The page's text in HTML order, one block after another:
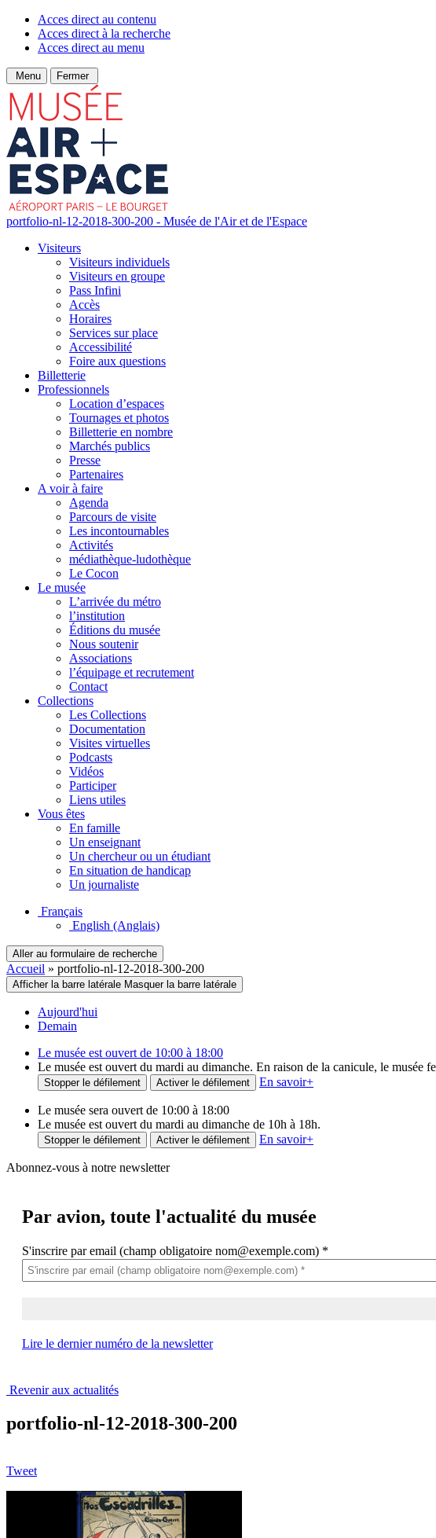
Acces direct au contenu
Acces direct à la recherche
Acces direct au menu
Menu Fermer
portfolio-nl-12-2018-300-200 - Musée de l'Air et de l'Espace
Visiteurs
Visiteurs individuels
Visiteurs en groupe
Pass Infini
Accès
Horaires
Services sur place
Accessibilité
Foire aux questions
Billetterie
Professionnels
Location d’espaces
Tournages et photos
Billetterie en nombre
Marchés publics
Presse
Partenaires
A voir à faire
Agenda
Parcours de visite
Les incontournables
Activités
médiathèque-ludothèque
Le Cocon
Le musée
L’arrivée du métro
l’institution
Éditions du musée
Nous soutenir
Associations
l’équipage et recrutement
Contact
Collections
Les Collections
Documentation
Visites virtuelles
Podcasts
Vidéos
Participer
Liens utiles
Vous êtes
En famille
Un enseignant
Un chercheur ou un étudiant
En situation de handicap
Un journaliste
Français
English (Anglais)
Aller au formulaire de recherche
Accueil » portfolio-nl-12-2018-300-200
Afficher la barre latérale Masquer la barre latérale
Aujourd'hui
Demain
Le musée est ouvert de 10:00 à 18:00
Le musée est ouvert du mardi au dimanche. En raison de la canicule, le musée
Stopper le défilement Activer le défilement En savoir+
Le musée sera ouvert de 10:00 à 18:00
Le musée est ouvert du mardi au dimanche de 10h à 18h.
Stopper le défilement Activer le défilement En savoir+
Abonnez-vous à notre newsletter
Par avion, toute l'actualité du musée
S'inscrire par email (champ obligatoire nom@exemple.com) *
Lire le dernier numéro de la newsletter
Revenir aux actualités
portfolio-nl-12-2018-300-200
Tweet